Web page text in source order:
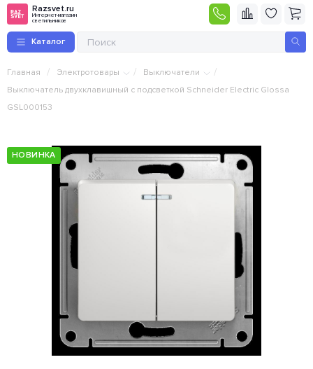
Razsvet.ru
Интернет-магазин
светильников
Каталог
Главная / Электротовары / Выключатели /
Выключатель двухклавишный с подсветкой Schneider Electric Glossa
GSL000153
НОВИНКА